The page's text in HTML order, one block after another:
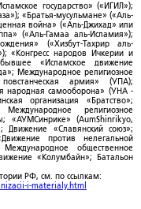
государство» («ИГИЛ»);
«Братья-мусульмане» («Аль-
война» («Аль-Джихад» или
(«Аль-Гамаа аль-Исламия»);
(«Хизбут-Тахрир аль-
«Конгресс народов Ичкерии и
«Исламское движение
Международное религиозное
армия» (УПА);
народная самооборона» (УНА -
организация «Братство»;
религиозное
«АУМСинрике» (AumShinrikyo,
Движение «Славянский союз»;
против нелегальной
общественное
«Колумбайн»; Батальон
РФ, см. по ссылкам:
i-materialy.html